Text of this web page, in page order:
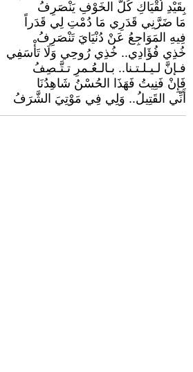
بِقَيْدِ لُقْيَاكِ كُلُّ الخَوْفِ يَنْصَرِفُ
​مَا ضَرَّنِي قَدَرِي مَا دُمْتِ لِي قَدَراً
فِيهِ المَوَاجِعُ عَنْ دُنْيَايَ تَنْصَرِفُ
خُذِي فُؤَادِي.. خُذِي رُوحِي وَلَا تَأْسَفِي
فـإنَّ لـيـلـتـنا.. بـالـعُـمرِ تـتَّـصِفُ
فَإِنْ فَنِيتُ فَهَذَا الحُسْنُ شَاهِدُنَا
أَنِّي القَتِيلُ.. وَلِي فِي مَوْتِيَ الشَّرَفُ